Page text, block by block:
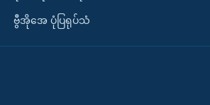
ဗွီအိုအေ ပုံပြရုပ်သံ